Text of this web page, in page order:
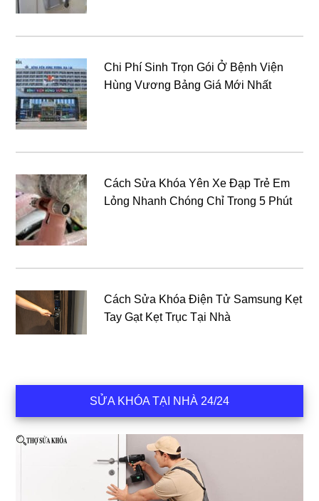
Chi Phí Sinh Trọn Gói Ở Bệnh Viện
Hùng Vương Bảng Giá Mới Nhất
Cách Sửa Khóa Yên Xe Đạp Trẻ Em
Lỏng Nhanh Chóng Chỉ Trong 5 Phút
Cách Sửa Khóa Điện Tử Samsung Kẹt
Tay Gạt Kẹt Trục Tại Nhà
SỬA KHÓA TẠI NHÀ 24/24